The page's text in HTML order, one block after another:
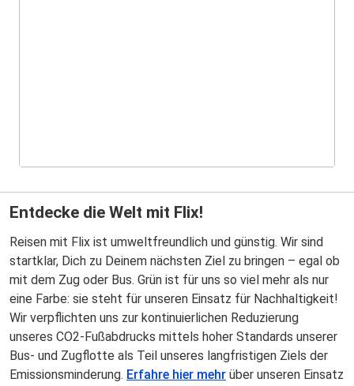
Entdecke die Welt mit Flix!
Reisen mit Flix ist umweltfreundlich und günstig. Wir sind
startklar, Dich zu Deinem nächsten Ziel zu bringen – egal ob
mit dem Zug oder Bus. Grün ist für uns so viel mehr als nur
eine Farbe: sie steht für unseren Einsatz für Nachhaltigkeit!
Wir verpflichten uns zur kontinuierlichen Reduzierung
unseres CO2-Fußabdrucks mittels hoher Standards unserer
Bus- und Zugflotte als Teil unseres langfristigen Ziels der
Emissionsminderung. Erfahre hier mehr über unseren Einsatz